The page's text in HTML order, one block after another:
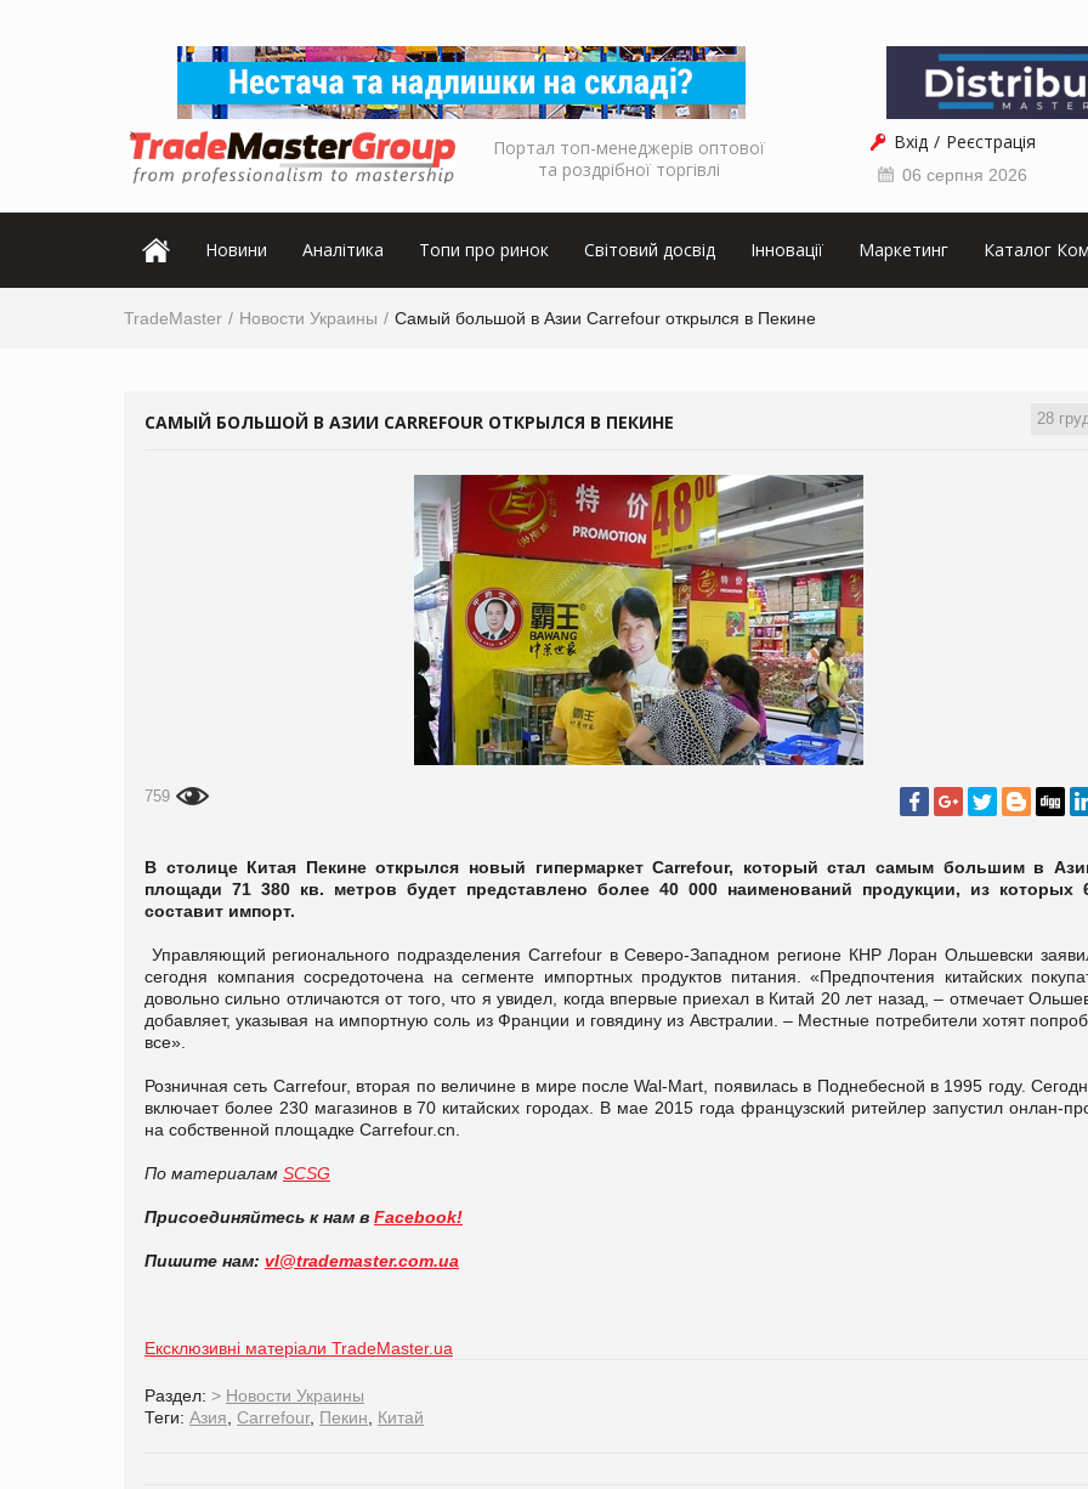
Портал топ-менеджерів оптової
та роздрібної торгівлі
Вхід Реєстрація
06 серпня 2026
Новини Аналітика Топи про ринок Світовий досвід Інновації Маркетинг Каталог
TradeMaster Новости Украины Самый большой в Азии Carrefour открылся в Пекине
28
САМЫЙ БОЛЬШОЙ В АЗИИ CARREFOUR ОТКРЫЛСЯ В ПЕКИНЕ
759
В столице Китая Пекине открылся новый гипермаркет Carrefour, который стал самым большим в
площади 71 380 кв. метров будет представлено более 40 000 наименований продукции, из которых
составит импорт.
Управляющий регионального подразделения Carrefour в Северо-Западном регионе КНР Лоран Ольшевски
сегодня компания сосредоточена на сегменте импортных продуктов питания. «Предпочтения китайских
довольно сильно отличаются от того, что я увидел, когда впервые приехал в Китай 20 лет назад, – отмечает
добавляет, указывая на импортную соль из Франции и говядину из Австралии. – Местные потребители хотят
все».
Розничная сеть Carrefour, вторая по величине в мире после Wal-Mart, появилась в Поднебесной в 1995 году.
включает более 230 магазинов в 70 китайских городах. В мае 2015 года французский ритейлер запустил онлан-
на собственной площадке Carrefour.cn.
По материалам SCSG
Присоединяйтесь к нам в Facebook!
Пишите нам: vl@trademaster.com.ua
Ексклюзивні матеріали TradeMaster.ua
Раздел: > Новости Украины
Теги: Азия Carrefour, Пекин Китай